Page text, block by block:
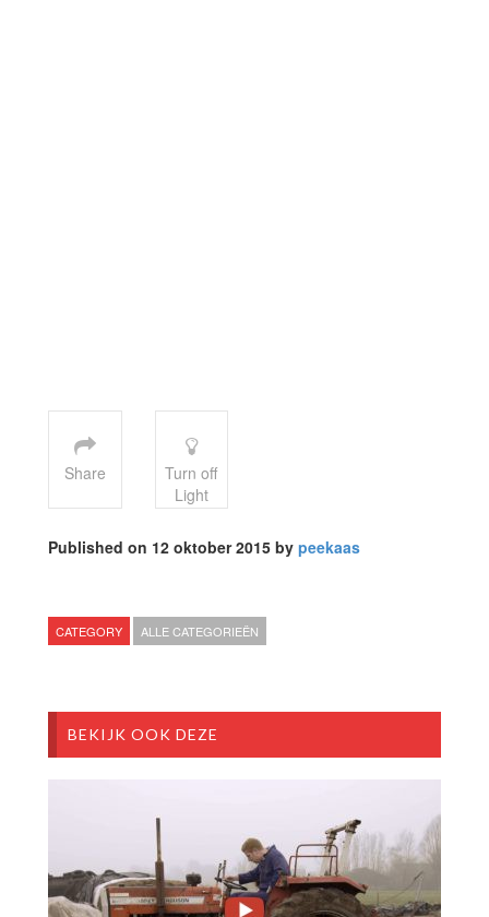
Share
Turn off
Light
Published on 12 oktober 2015 by peekaas
CATEGORY ALLE CATEGORIEËN
BEKIJK OOK DEZE